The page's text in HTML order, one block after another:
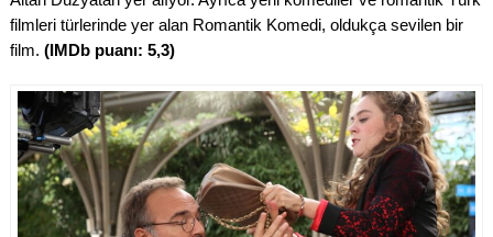
filmleri türlerinde yer alan Romantik Komedi, oldukça sevilen bir
film. (IMDb puanı: 5,3)